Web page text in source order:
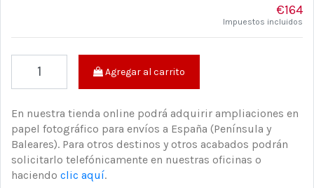
€164
Impuestos incluidos
Agregar al carrito
En nuestra tienda online podrá adquirir ampliaciones en
papel fotográfico para envíos a España (Península y
Baleares). Para otros destinos y otros acabados podrán
solicitarlo telefónicamente en nuestras oficinas o
haciendo clic aquí.